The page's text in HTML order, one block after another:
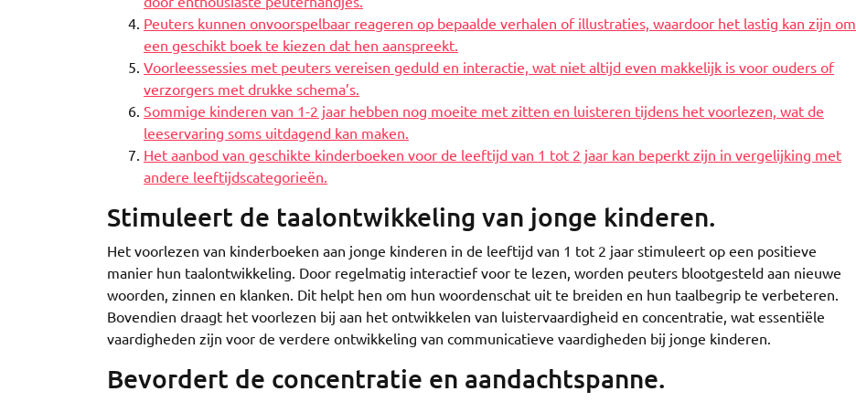
Peuters kunnen onvoorspelbaar reageren op bepaalde verhalen of illustraties, waardoor het lastig kan zijn om
een geschikt boek te kiezen dat hen aanspreekt.
Voorleessessies met peuters vereisen geduld en interactie, wat niet altijd even makkelijk is voor ouders of
verzorgers met drukke schema’s.
Sommige kinderen van 1-2 jaar hebben nog moeite met zitten en luisteren tijdens het voorlezen, wat de
leeservaring soms uitdagend kan maken.
Het aanbod van geschikte kinderboeken voor de leeftijd van 1 tot 2 jaar kan beperkt zijn in vergelijking met
andere leeftijdscategorieën.
Stimuleert de taalontwikkeling van jonge kinderen.
Het voorlezen van kinderboeken aan jonge kinderen in de leeftijd van 1 tot 2 jaar stimuleert op een positieve
manier hun taalontwikkeling. Door regelmatig interactief voor te lezen, worden peuters blootgesteld aan nieuwe
woorden, zinnen en klanken. Dit helpt hen om hun woordenschat uit te breiden en hun taalbegrip te verbeteren.
Bovendien draagt het voorlezen bij aan het ontwikkelen van luistervaardigheid en concentratie, wat essentiële
vaardigheden zijn voor de verdere ontwikkeling van communicatieve vaardigheden bij jonge kinderen.
Bevordert de concentratie en aandachtspanne.